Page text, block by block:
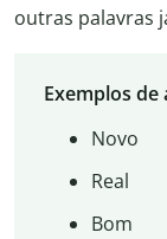
outras palavras
Exemplos
Novo
Real
Bom